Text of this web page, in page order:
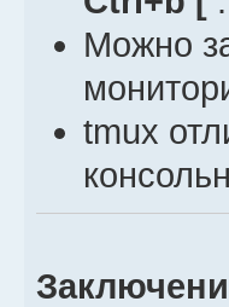
Можно
tmux